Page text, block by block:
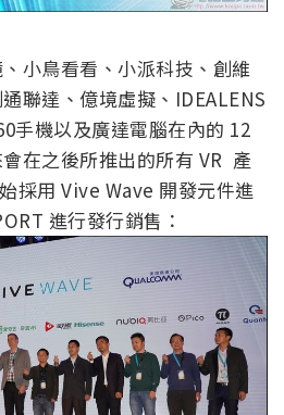
小鳥看看、小派科技、創維
聯達、億境虛擬、IDEALENS
手機以及廣達電腦在內的 12
在之後所推出的所有 VR 產
採用 Vive Wave 開發元件進
進行發行銷售：